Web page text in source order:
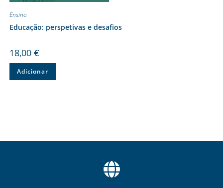
Ensino
Educação: perspetivas e desafios
18,00 €
Adicionar